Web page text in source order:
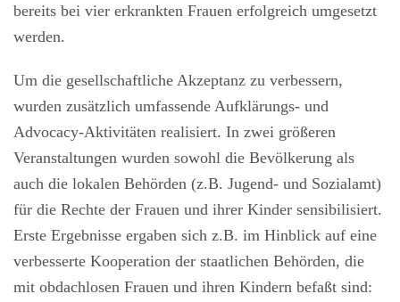
bereits bei vier erkrankten Frauen erfolgreich umgesetzt
werden.
Um die gesellschaftliche Akzeptanz zu verbessern,
wurden zusätzlich umfassende Aufklärungs- und
Advocacy-Aktivitäten realisiert. In zwei größeren
Veranstaltungen wurden sowohl die Bevölkerung als
auch die lokalen Behörden (z.B. Jugend- und Sozialamt)
für die Rechte der Frauen und ihrer Kinder sensibilisiert.
Erste Ergebnisse ergaben sich z.B. im Hinblick auf eine
verbesserte Kooperation der staatlichen Behörden, die
mit obdachlosen Frauen und ihren Kindern befaßt sind: